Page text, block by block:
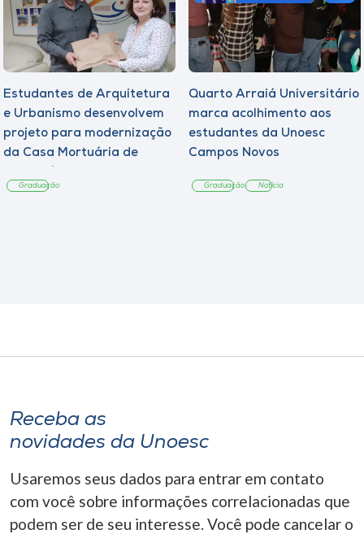
Estudantes de Arquitetura
e Urbanismo desenvolvem
projeto para modernização
da Casa Mortuária de
Graduação
Quarto Arraiá Universitário
marca acolhimento aos
estudantes da Unoesc
Campos Novos
Graduação Notícia
Receba as
novidades da Unoesc
Usaremos seus dados para entrar em contato
com você sobre informações correlacionadas que
podem ser de seu interesse. Você pode cancelar o